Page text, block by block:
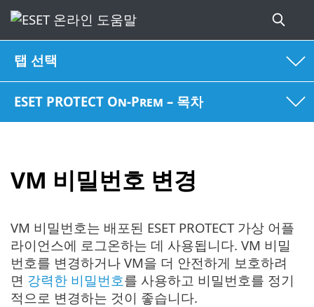
탭 선택
ESET PROTECT On-Prem – 목차
VM 비밀번호 변경
VM 비밀번호는 배포된 ESET PROTECT 가상 어플
라이언스에 로그온하는 데 사용됩니다. VM 비밀
번호를 변경하거나 VM을 더 안전하게 보호하려
면 강력한 비밀번호를 사용하고 비밀번호를 정기
적으로 변경하는 것이 좋습니다.